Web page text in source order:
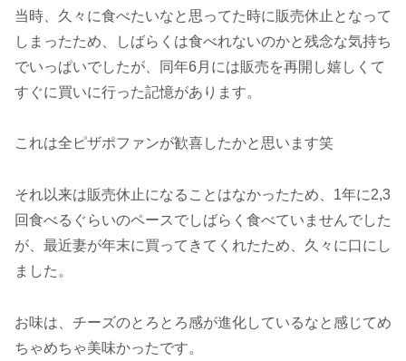
当時、久々に食べたいなと思ってた時に販売休止となって
しまったため、しばらくは食べれないのかと残念な気持ち
でいっぱいでしたが、同年6月には販売を再開し嬉しくて
すぐに買いに行った記憶があります。
これは全ピザポファンが歓喜したかと思います笑
それ以来は販売休止になることはなかったため、1年に2,3
回食べるぐらいのペースでしばらく食べていませんでした
が、最近妻が年末に買ってきてくれたため、久々に口にし
ました。
お味は、チーズのとろとろ感が進化しているなと感じてめ
ちゃめちゃ美味かったです。